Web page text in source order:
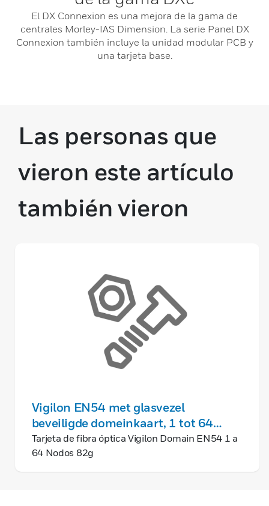
El DX Connexion es una mejora de la gama de
centrales Morley-IAS Dimension. La serie Panel DX
Connexion también incluye la unidad modular PCB y
una tarjeta base.
Las personas que
vieron este artículo
también vieron
Vigilon EN54 met glasvezel
beveiligde domeinkaart, 1 tot 64
knooppunten 82 g
Tarjeta de fibra óptica Vigilon Domain EN54 1 a
64 Nodos 82g